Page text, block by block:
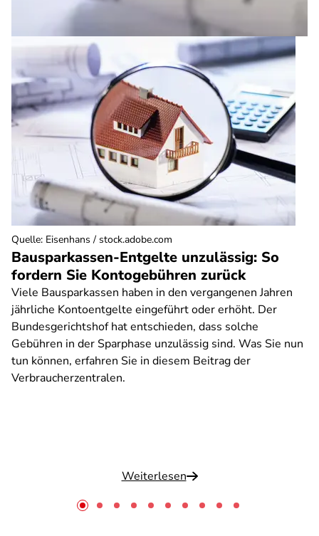
Bausparkassen-Entgelte unzulässig: So
fordern Sie Kontogebühren zurück
Viele Bausparkassen haben in den vergangenen Jahren
jährliche Kontoentgelte eingeführt oder erhöht. Der
Bundesgerichtshof hat entschieden, dass solche
Gebühren in der Sparphase unzulässig sind. Was Sie nun
tun können, erfahren Sie in diesem Beitrag der
Verbraucherzentralen.
Weiterlesen
Quelle: Eisenhans / stock.adobe.com